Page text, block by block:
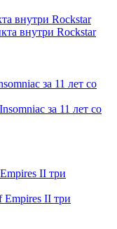
внутри Rockstar
внутри Rockstar
за 11 лет со
за 11 лет со
II три
Empires II три